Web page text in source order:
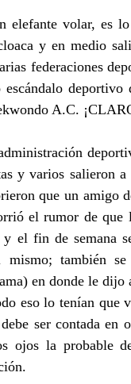
volar, es lo
y en medio
federaciones
A.C.
y varios salieron
que un amigo
el rumor de que
el fin de semana
también
en donde le dijo
eso lo tenían que
ser contada en
ojos la probable